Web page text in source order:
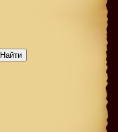
Найти